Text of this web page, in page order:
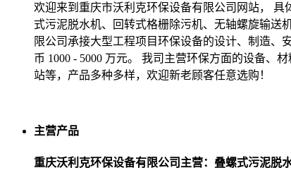
欢迎来到重庆市沃利克环保设备有限公司网站，
式污泥脱水机、回转式格栅除污机、无轴螺旋输送
限公司承接大型工程项目环保设备的设计、制造、
币 1000 - 5000 万元。 我司主营环保方面的设备、
站等，产品多种多样，欢迎新老顾客任意选购！
主营产品
重庆沃利克环保设备有限公司主营：叠螺式污泥脱